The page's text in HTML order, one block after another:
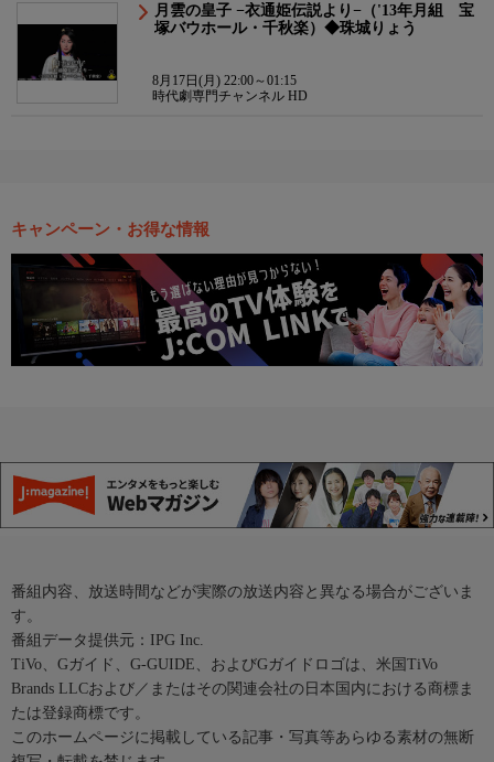
月雲の皇子 −衣通姫伝説より−（'13年月組 宝
塚バウホール・千秋楽）◆珠城りょう
8月17日(月) 22:00～01:15
時代劇専門チャンネル HD
キャンペーン・お得な情報
番組内容、放送時間などが実際の放送内容と異なる場合がございま
す。
番組データ提供元：IPG Inc.
TiVo、Gガイド、G-GUIDE、およびGガイドロゴは、米国TiVo
Brands LLCおよび／またはその関連会社の日本国内における商標ま
たは登録商標です。
このホームページに掲載している記事・写真等あらゆる素材の無断